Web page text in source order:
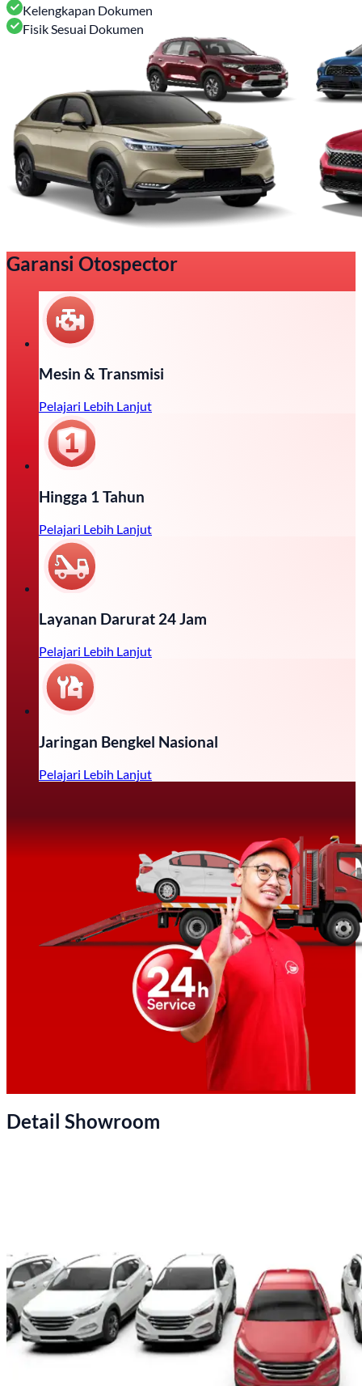
Kelengkapan Dokumen
Fisik Sesuai Dokumen
Garansi Otospector
Mesin & Transmisi
Pelajari Lebih Lanjut
Hingga 1 Tahun
Pelajari Lebih Lanjut
Layanan Darurat 24 Jam
Pelajari Lebih Lanjut
Jaringan Bengkel Nasional
Pelajari Lebih Lanjut
Detail Showroom